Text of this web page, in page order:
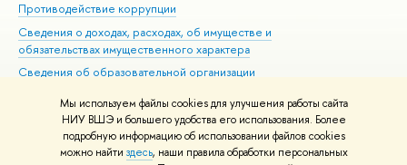
Мы используем файлы cookies для улучшения работы сайта
НИУ ВШЭ и большего удобства его использования. Более
подробную информацию об использовании файлов cookies
можно найти здесь, наши правила обработки персональных
Противодействие коррупции
Сведения о доходах, расходах, об имуществе и
обязательствах имущественного характера
Сведения об образовательной организации
Людям с ограниченными возможностями здоровья
Единая платежная страница
Работа в Вышке